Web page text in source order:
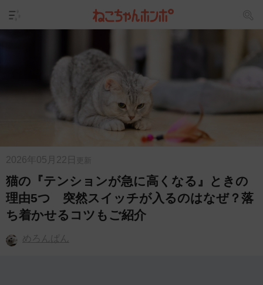
2026年05月22日 更新
猫の『テンションが急に高くなる』ときの
理由5つ 突然スイッチが入るのはなぜ？落
ち着かせるコツもご紹介
めろんぱん